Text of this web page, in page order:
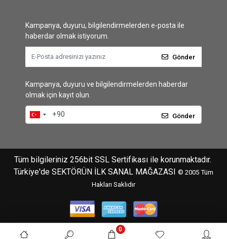
Kampanya, duyuru, bilgilendirmelerden e-posta ile
haberdar olmak istiyorum.
Gönder
Kampanya, duyuru ve bilgilendirmelerden haberdar
olmak için kayıt olun.
Gönder
Tüm bilgileriniz 256bit SSL Sertifikası ile korunmaktadır.
Türkiye'de SEKTÖRÜN İLK SANAL MAĞAZASI © 2005 Tüm
Hakları Saklıdır
0